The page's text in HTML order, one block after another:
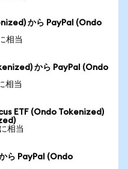
から PayPal (Ondo
相当
から PayPal (Ondo
相当
ETF (Ondo Tokenized)
相当
ら PayPal (Ondo